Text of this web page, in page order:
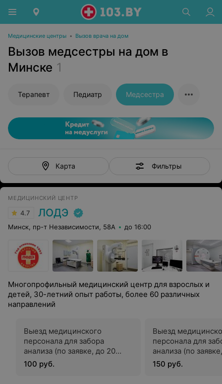
Медицинские центры • Вызов врача на дом
Вызов медсестры на дом в
Минске 1
Терапевт Педиатр Медсестра
Карта Фильтры
МЕДИЦИНСКИЙ ЦЕНТР
4.7 ЛОДЭ
Минск, пр-т Независимости, 58А до 16:00
Многопрофильный медицинский центр для взрослых и
детей, 30-летний опыт работы, более 60 различных
направлений
Выезд медицинского
персонала для забора
анализа (по заявке, до 20
человек)
100 руб.
Выезд
персонала для
анализа (по
человек)
150 руб.